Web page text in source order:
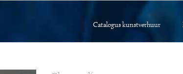
Catalogus kunstverhuur